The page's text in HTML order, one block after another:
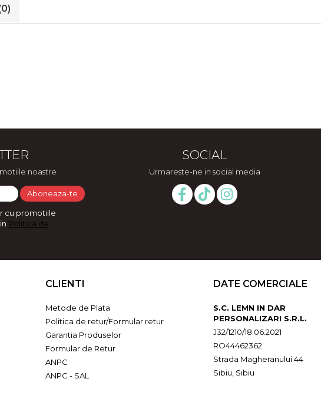
noastre
cu promotiile
Politica de
SOCIAL
Urmareste-ne in social media
CLIENTI
Metode de Plata
Politica de retur/Formular retur
Garantia Produselor
Formular de Retur
ANPC
ANPC - SAL
DATE COMERCIALE
S.C. LEMN IN DAR
PERSONALIZARI S.R.L.
J32/1210/18.06.2021
RO44462362
Strada Magheranului 44
Sibiu, Sibiu